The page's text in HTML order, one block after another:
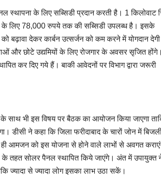
स्थापना के लिए सब्सिडी प्रदान करती है। 1 किलोवाट
लिए 78,000 रुपये तक की सब्सिडी उपलब्ध है। इसके
बढ़ावा देकर कार्बन उत्सर्जन को कम करने में योगदान
और छोटे उद्यमियों के लिए रोजगार के अवसर सृजित
कर दिए गये हैं। बाकी आवेदनों पर विभाग द्वारा जरूरी
के साथ भी इस विषय पर बैठक का आयोजन किया जाएगा
डीसी ने कहा कि जिला फरीदाबाद के चारों जोन में
आमजन को इस योजना से होने वाले लाभों से अवगत
के तहत सोलर पैनल स्थापित किये जाएंगे। अंत में उपायुक्त
ज्यादा से ज्यादा लोग इसका लाभ उठा सकें।